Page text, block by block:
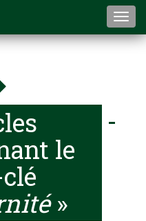
le
»